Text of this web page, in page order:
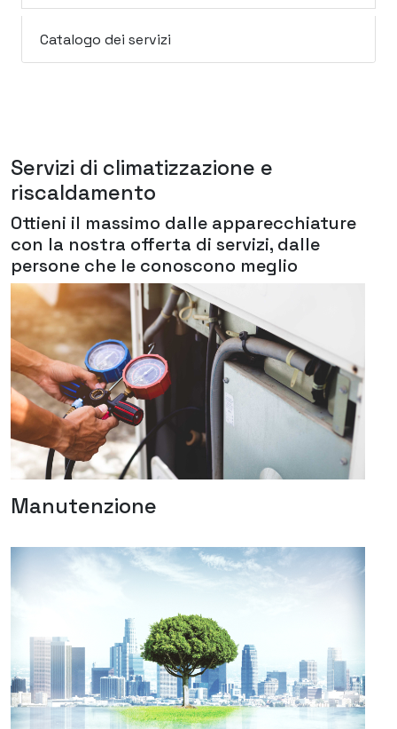
Catalogo dei servizi
Servizi di climatizzazione e
riscaldamento
Ottieni il massimo dalle apparecchiature
con la nostra offerta di servizi, dalle
persone che le conoscono meglio
Manutenzione